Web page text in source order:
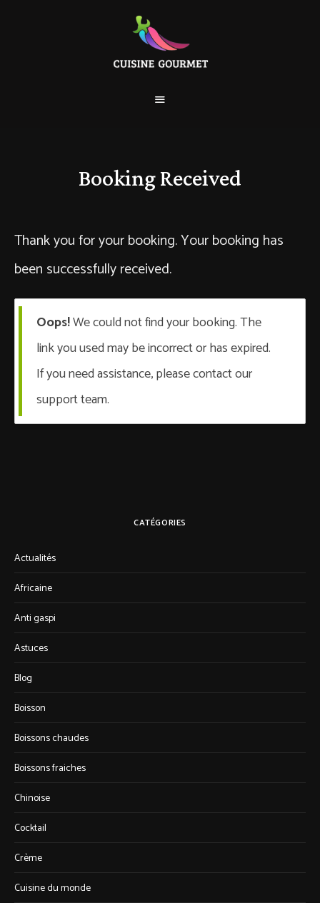
Booking Received
Thank you for your booking. Your booking has
been successfully received.
Oops!We could not find your booking. The
link you used may be incorrect or has expired.
If you need assistance, please contact our
support team.
CATÉGORIES
Actualités
Africaine
Anti gaspi
Astuces
Blog
Boisson
Boissons chaudes
Boissons fraiches
Chinoise
Cocktail
Crème
Cuisine du monde